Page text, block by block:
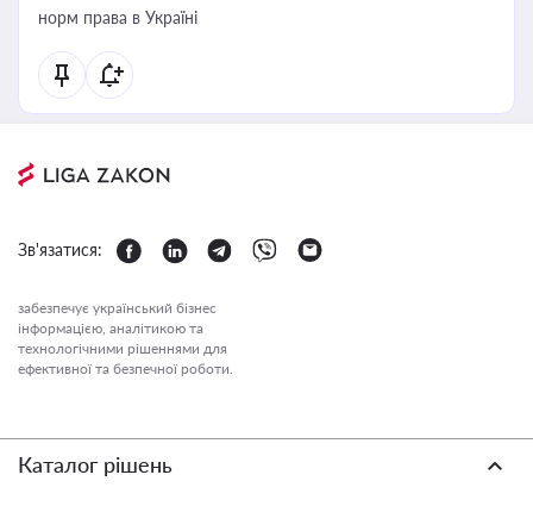
норм права в Україні
Зв'язатися:
забезпечує український бізнес
інформацією, аналітикою та
технологічними рішеннями для
ефективної та безпечної роботи.
Каталог рішень